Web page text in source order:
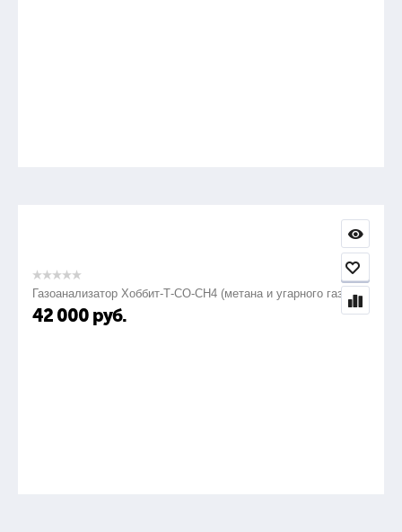
Газоанализатор Хоббит-Т-СО-СН4 (метана и угарного газа)
42 000 руб.